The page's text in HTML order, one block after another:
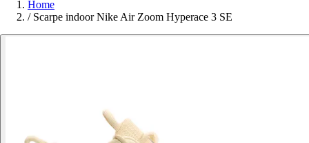
Home
/ Scarpe indoor Nike Air Zoom Hyperace 3 SE